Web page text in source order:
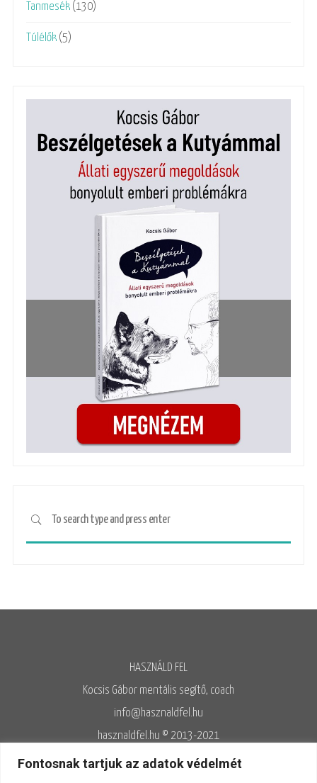
Fontosnak tartjuk az adatok védelmét
Tanmesék (130)
Túlélők (5)
HASZNÁLD FEL
Kocsis Gábor mentális segítő, coach
info@hasznaldfel.hu
hasznaldfel.hu © 2013-2021
Írásaim szerzői jogi védelem alatt állnak, felhasználásuk kizárólag az